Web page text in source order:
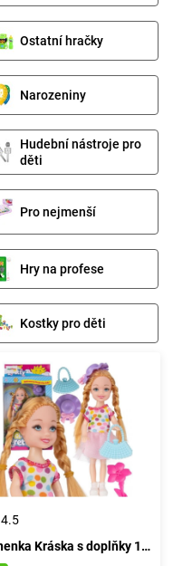
Ostatní hračky
Narozeniny
Hudební nástroje pro
děti
Pro nejmenší
Hry na profese
Kostky pro děti
4.5
Panenka Kráska s doplňky 14 cm